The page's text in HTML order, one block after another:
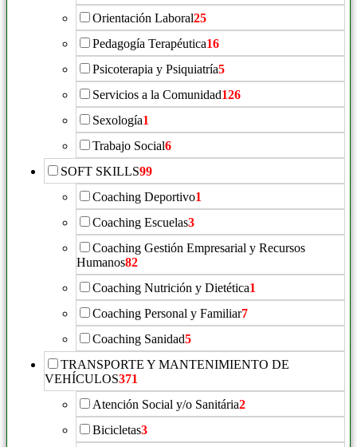
Orientación Laboral25
Pedagogía Terapéutica16
Psicoterapia y Psiquiatría5
Servicios a la Comunidad126
Sexología1
Trabajo Social6
SOFT SKILLS99
Coaching Deportivo1
Coaching Escuelas3
Coaching Gestión Empresarial y Recursos
Humanos82
Coaching Nutrición y Dietética1
Coaching Personal y Familiar7
Coaching Sanidad5
TRANSPORTE Y MANTENIMIENTO DE
VEHÍCULOS371
Atención Social y/o Sanitária2
Bicicletas3